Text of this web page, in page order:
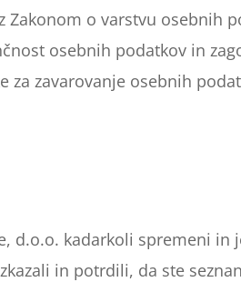
Zakonom o varstvu osebnih
osebnih podatkov in
za zavarovanje osebnih
d.o.o. kadarkoli spremeni in
in potrdili, da ste